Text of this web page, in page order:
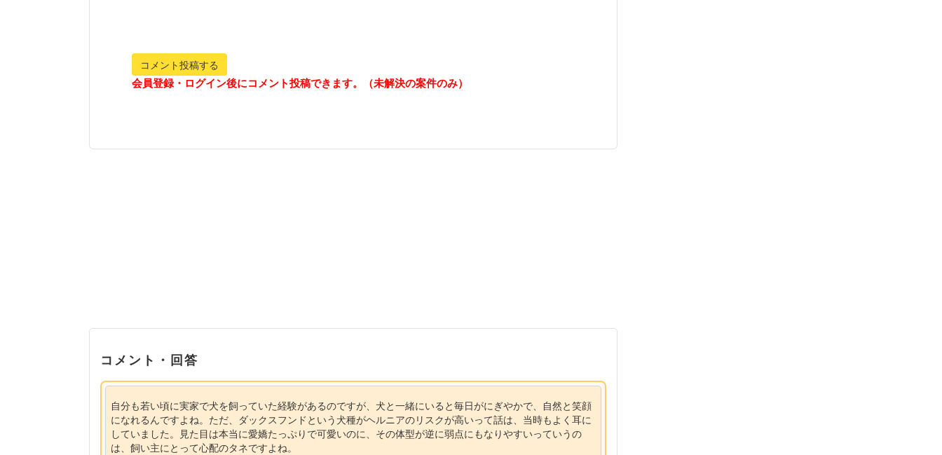
コメント投稿する
会員登録・ログイン後にコメント投稿できます。（未解決の案件のみ）
コメント・回答
自分も若い頃に実家で犬を飼っていた経験があるのですが、犬と一緒にいると毎日がにぎやかで、自然と笑顔
になれるんですよね。ただ、ダックスフンドという犬種がヘルニアのリスクが高いって話は、当時もよく耳に
していました。見た目は本当に愛嬌たっぷりで可愛いのに、その体型が逆に弱点にもなりやすいっていうの
は、飼い主にとって心配のタネですよね。